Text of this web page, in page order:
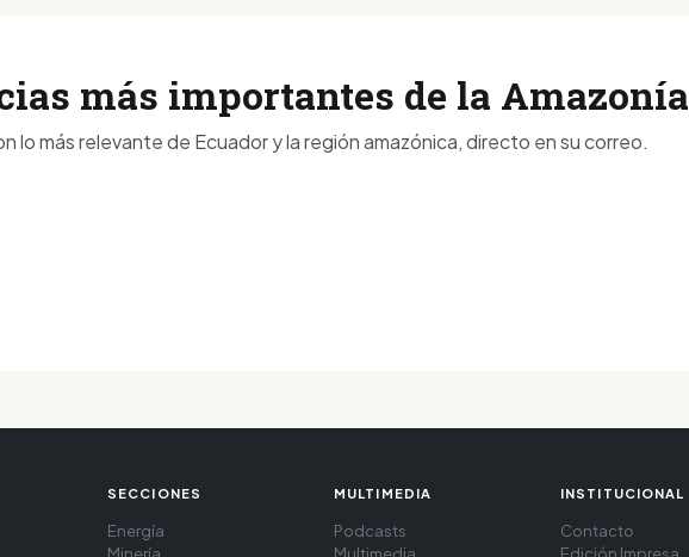
más importantes de la Amazonía
lo más relevante de Ecuador y la región amazónica, directo en su correo.
SECCIONES
Energía
Minería
MULTIMEDIA
Podcasts
Multimedia
INSTITUCIONAL
Contacto
Edición Impresa